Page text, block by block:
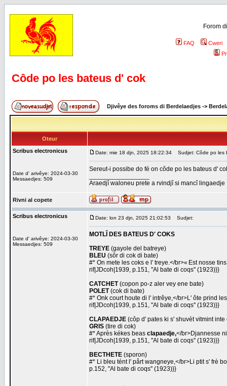
Forom
FAQ
Cweri
Côde po les bateus d' cok
Djivêye des foroms di Berdelaedjes ->
Oteur
Scribus electronicus
Date d' arivêye: 2024-03-30
Messaedjes: 509
Date: mie 18 djn, 2025 18:22:34 Sudjet: Côde po les
Sereut-i possibe do fé on côde po les bateus d'
Araedjî waloneu prete a rvindjî si mancî lingaedje
Rivni al copete
Scribus electronicus
Date d' arivêye: 2024-03-30
Messaedjes: 509
Date: lon 23 djn, 2025 21:02:53 Sudjet:
MOTLÎ DES BATEUS D' COKS
TREYE (gayole del batreye)
BLEU (sôr di cok di bate)
#* On mete les coks e l' treye.</br>« Est nosse
rif|JDcoh|1939, p.151, ''Al bate di coqs'' (1923)}}
CATCHET(copon po-z aler vey ene bate)
POLET(cok di bate)
#* Onk court houte di l' intrêye,</br>L' ôte prind
rif|JDcoh|1939, p.151, ''Al bate di coqs'' (1923)}}
CLAPAEDJE (côp d' pates ki s' shuvèt vitmint inte
GRIS (tire di cok)
#* Après kékes beas clapaedje,</br>Djannesse
rif|JDcoh|1939, p.151, ''Al bate di coqs'' (1923)}}
BECTHETE (sporon)
#* Li bleu tént l' pårt wangneye,</br>Li ptit s' frè
p.152, ''Al bate di coqs'' (1923)}}